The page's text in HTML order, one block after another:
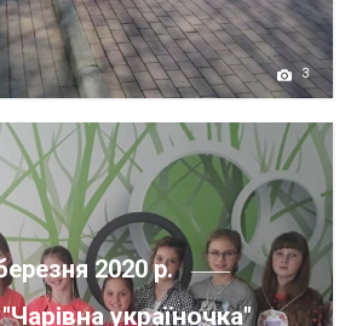
3
2020 р.
україночка"